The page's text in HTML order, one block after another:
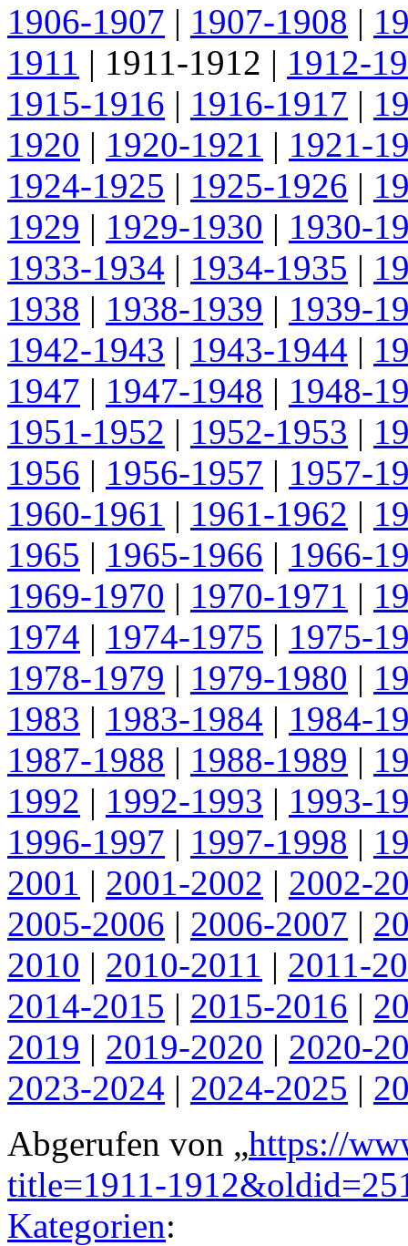
1906-1907 | 1907-1908 |
1911 | 1911-1912 | 1912-
1915-1916 | 1916-1917 |
1920 | 1920-1921 | 1921-
1924-1925 | 1925-1926 |
1929 | 1929-1930 | 1930-
1933-1934 | 1934-1935 |
1938 | 1938-1939 | 1939-
1942-1943 | 1943-1944 |
1947 | 1947-1948 | 1948-
1951-1952 | 1952-1953 |
1956 | 1956-1957 | 1957-
1960-1961 | 1961-1962 |
1965 | 1965-1966 | 1966-
1969-1970 | 1970-1971 |
1974 | 1974-1975 | 1975-
1978-1979 | 1979-1980 |
1983 | 1983-1984 | 1984-
1987-1988 | 1988-1989 |
1992 | 1992-1993 | 1993-
1996-1997 | 1997-1998 |
2001 | 2001-2002 | 2002-
2005-2006 | 2006-2007 |
2010 | 2010-2011 | 2011-
2014-2015 | 2015-2016 |
2019 | 2019-2020 | 2020-
2023-2024 | 2024-2025 |
Abgerufen von „https://
title=1911-
Kategorien: